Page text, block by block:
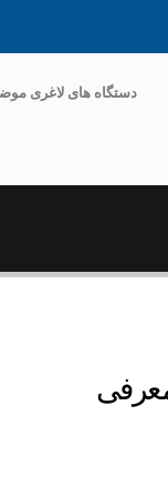
دستگاه های لاغری